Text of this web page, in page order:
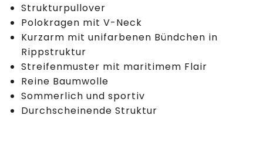
Strukturpullover
Polokragen mit V-Neck
Kurzarm mit unifarbenen Bündchen in
Rippstruktur
Streifenmuster mit maritimem Flair
Reine Baumwolle
Sommerlich und sportiv
Durchscheinende Struktur